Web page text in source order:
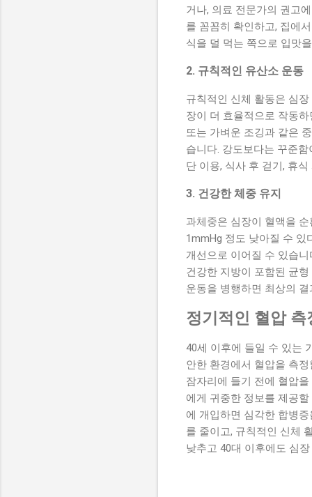
거나, 의료 전문가의 권고
를 꼼꼼히 확인하고, 집에
식을 덜 먹는 쪽으로 입맛
2. 규칙적인 유산소 운동
규칙적인 신체 활동은 심
장이 더 효율적으로 작동
또는 가벼운 조깅과 같은
습니다. 강도보다는 꾸준
단 이용, 식사 후 걷기, 휴
3. 건강한 체중 유지
과체중은 심장이 혈액을
1mmHg 정도 낮아질 수 있
개선으로 이어질 수 있습
건강한 지방이 포함된 균
운동을 병행하면 최상의
정기적인 혈압
40세 이후에 들일 수 있는
안한 환경에서 혈압을 측
잠자리에 들기 전에 혈압
에게 귀중한 정보를 제공
에 개입하면 심각한 합병
를 줄이고, 규칙적인 신체
낮추고 40대 이후에도 심